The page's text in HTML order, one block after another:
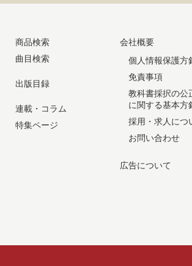
商品検索
曲目検索
出版目録
連載・コラム
特集ページ
会社概要
個人情報保護方
免責事項
教科書採択の公
に関する基本方
採用・求人につ
お問い合わせ
広告について